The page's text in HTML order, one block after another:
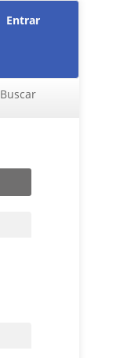
Entrar
Buscar